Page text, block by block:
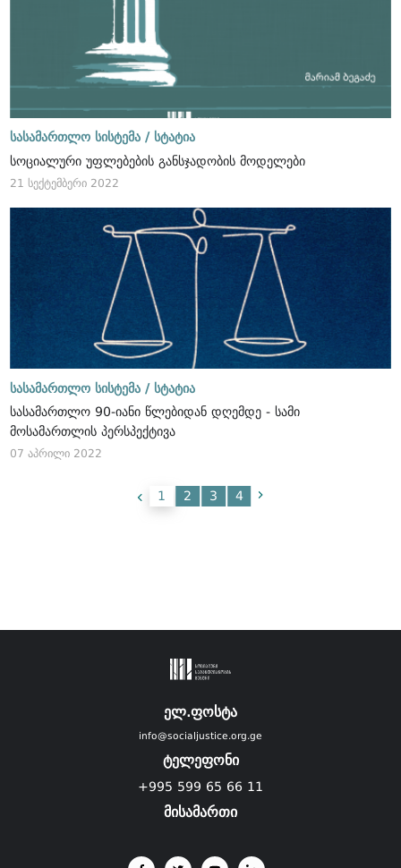
სასამართლო სისტემა / სტატია
სოციალური უფლებების განსჯადობის მოდელები
21 სექტემბერი 2022
სასამართლო სისტემა / სტატია
სასამართლო 90-იანი წლებიდან დღემდე - სამი
მოსამართლის პერსპექტივა
07 აპრილი 2022
1 2 3 4
ელ.ფოსტა
info@socialjustice.org.ge
ტელეფონი
+995 599 65 66 11
მისამართი